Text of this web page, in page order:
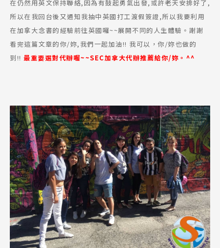
熱門搜尋：
護理 加拿大RO 任意門 遊學團
教育學區
Pathway
Program 課程選擇
SEC 知識庫
在仍然用英文保持聯絡,因為有鼓起勇氣出發,或許老天安排好了,
所以在我回台後又通知我抽中英國打工渡假簽證,所以我要利用
在加拿大念書的經驗前往英國囉~~展開不同的人生體驗。謝謝
看完這篇文章的你/妳,我們一起加油!! 我可以，你/妳也做的
到!! 最重要選對代辦喔~~SEC加拿大代辦推薦給你/妳。^^